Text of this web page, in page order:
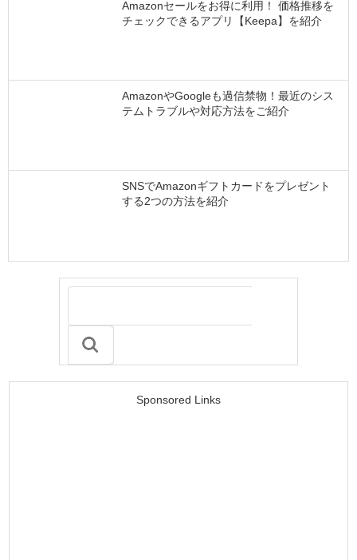
Amazonセールをお得に利用！ 価格推移を
チェックできるアプリ【Keepa】を紹介
AmazonやGoogleも過信禁物！最近のシス
テムトラブルや対応方法をご紹介
SNSでAmazonギフトカードをプレゼント
する2つの方法を紹介
Sponsored Links